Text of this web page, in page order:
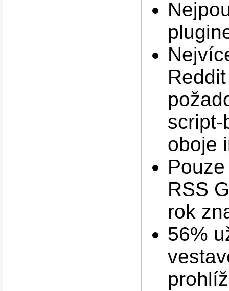
script-
oboje
RSS
rok
56%